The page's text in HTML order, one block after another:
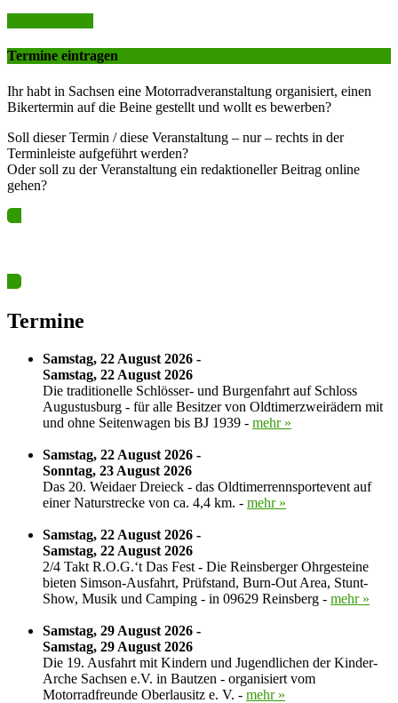
Termine eintragen
Ihr habt in Sachsen eine Motorradveranstaltung organisiert, einen
Bikertermin auf die Beine gestellt und wollt es bewerben?
Soll dieser Termin / diese Veranstaltung – nur – rechts in der
Terminleiste aufgeführt werden?
Oder soll zu der Veranstaltung ein redaktioneller Beitrag online
gehen?
Termine
Samstag, 22 August 2026 -
Samstag, 22 August 2026
Die traditionelle Schlösser- und Burgenfahrt auf Schloss
Augustusburg - für alle Besitzer von Oldtimerzweirädern mit
und ohne Seitenwagen bis BJ 1939 - mehr »
Samstag, 22 August 2026 -
Sonntag, 23 August 2026
Das 20. Weidaer Dreieck - das Oldtimerrennsportevent auf
einer Naturstrecke von ca. 4,4 km. - mehr »
Samstag, 22 August 2026 -
Samstag, 22 August 2026
2/4 Takt R.O.G.‘t Das Fest - Die Reinsberger Ohrgesteine
bieten Simson-Ausfahrt, Prüfstand, Burn-Out Area, Stunt-
Show, Musik und Camping - in 09629 Reinsberg - mehr »
Samstag, 29 August 2026 -
Samstag, 29 August 2026
Die 19. Ausfahrt mit Kindern und Jugendlichen der Kinder-
Arche Sachsen e.V. in Bautzen - organisiert vom
Motorradfreunde Oberlausitz e. V. - mehr »